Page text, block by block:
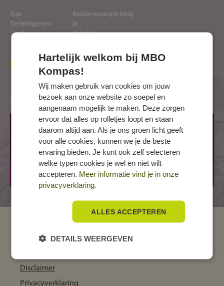
Type
Basisberoepsopleiding
Toelatingseisen
ja
Soort
Regulier
Naar website opleider
Locaties
BREDA, Frankenthalerstraat
Frankenthalerstraat 15
4816 KA BREDA
BOL 2 jaar
MBO Kompas
Disclaimer
Privacyverklaring
Hartelijk welkom bij MBO
Kompas!
Wij maken gebruik van cookies om jouw
bezoek aan onze website zo soepel en
aangenaam mogelijk te maken. Deze zorgen
ervoor dat alles op rolletjes loopt en staan
daarom altijd aan. Als je ons groen licht geeft
voor alle cookies, kunnen we je de beste
ervaring bieden. Je kunt ook zelf selecteren
welke typen cookies je wel en niet wilt
accepteren. Meer informatie vind je in onze
privacyverklaring.
ALLES ACCEPTEREN
DETAILS WEERGEVEN